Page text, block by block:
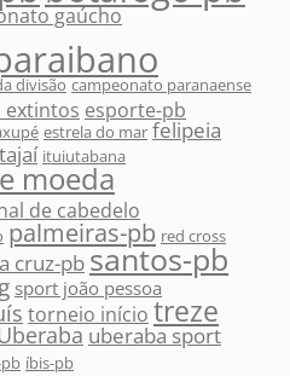
gaúcho
divisão campeonato paranaense
extintos esporte-pb
estrela do mar felipeia
ituiutabana
moeda
de cabedelo
palmeiras-pb red cross
cruz-pbsantos-pb
sport joão pessoa
torneio início treze
uberaba sport
íbis-pb